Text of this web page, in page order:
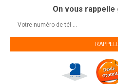
On vous